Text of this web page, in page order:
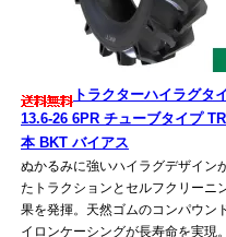
トラクターハイラグタ
13.6-26 6PR チューブタイプ
本 BKT バイアス
ぬかるみに強いハイラグデザイン
たトラクションとセルフクリーニ
果を発揮。天然ゴムのコンパウン
イロンケーシングが長寿命を実現